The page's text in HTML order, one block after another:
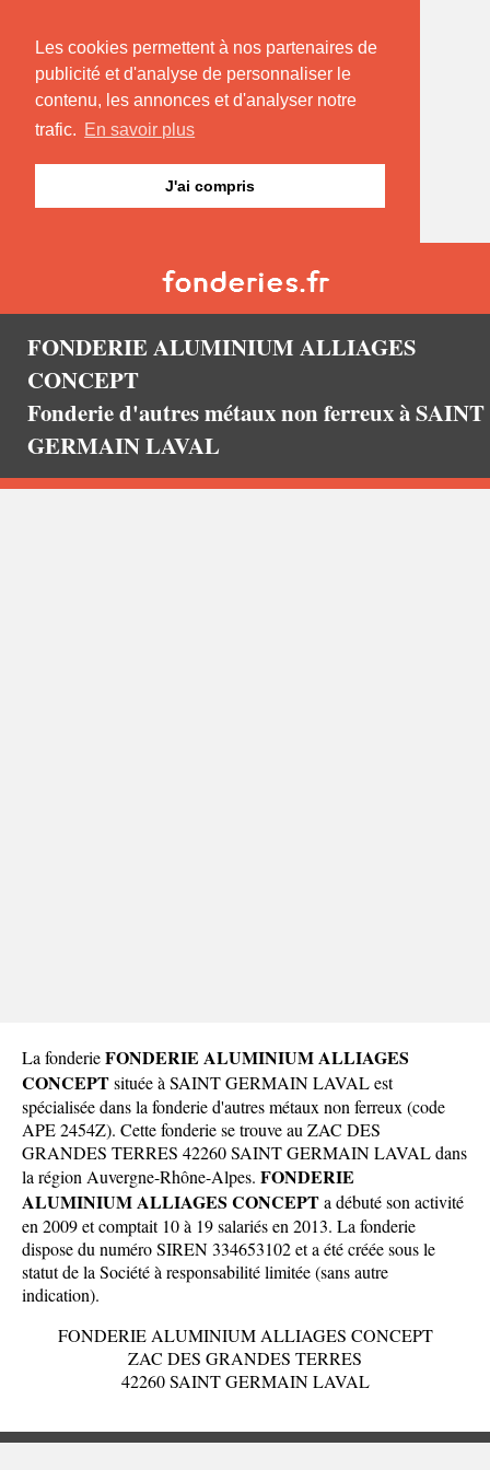
Les cookies permettent à nos partenaires de
publicité et d'analyse de personnaliser le
contenu, les annonces et d'analyser notre
trafic. En savoir plus
J'ai compris
FONDERIE ALUMINIUM ALLIAGES
CONCEPT
Fonderie d'autres métaux non ferreux à SAINT
GERMAIN LAVAL
La fonderieFONDERIE ALUMINIUM ALLIAGES
CONCEPTsituée à SAINT GERMAIN LAVAL est
spécialisée dans la fonderie d'autres métaux non ferreux (code
APE 2454Z). Cette fonderie se trouve au ZAC DES
GRANDES TERRES 42260 SAINT GERMAIN LAVAL dans
la région Auvergne-Rhône-Alpes. FONDERIE
ALUMINIUM ALLIAGES CONCEPTa débuté son activité
en 2009 et comptait 10 à 19 salariés en 2013. La fonderie
dispose du numéro SIREN 334653102 et a été créée sous le
statut de la Société à responsabilité limitée (sans autre
indication).
FONDERIE ALUMINIUM ALLIAGES CONCEPT
ZAC DES GRANDES TERRES
42260 SAINT GERMAIN LAVAL